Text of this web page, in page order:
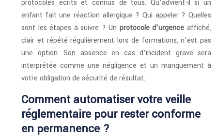
protocoles écrits et connus de tous. Qu’advient-il si un
enfant fait une réaction allergique ? Qui appeler ? Quelles
sont les étapes à suivre ? Un protocole d’urgence affiché,
clair et répété régulièrement lors de formations, n’est pas
une option. Son absence en cas d’incident grave sera
interprétée comme une négligence et un manquement à
votre obligation de sécurité de résultat.
Comment automatiser votre veille
réglementaire pour rester conforme
en permanence ?